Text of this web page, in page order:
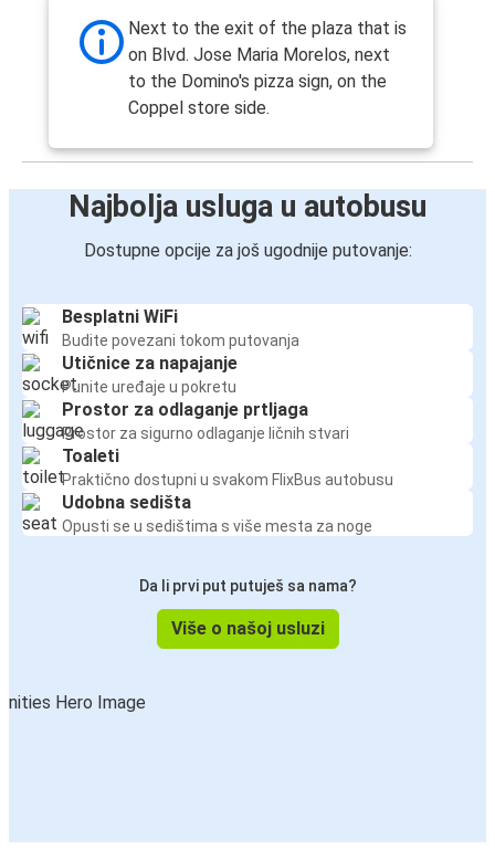
Next to the exit of the plaza that is
on Blvd. Jose Maria Morelos, next
to the Domino's pizza sign, on the
Coppel store side.
Najbolja usluga u autobusu
Dostupne opcije za još ugodnije putovanje:
Besplatni WiFi
Budite povezani tokom putovanja
Utičnice za napajanje
Punite uređaje u pokretu
Prostor za odlaganje prtljaga
Prostor za sigurno odlaganje ličnih stvari
Toaleti
Praktično dostupni u svakom FlixBus autobusu
Udobna sedišta
Opusti se u sedištima s više mesta za noge
Da li prvi put putuješ sa nama?
Više o našoj usluzi